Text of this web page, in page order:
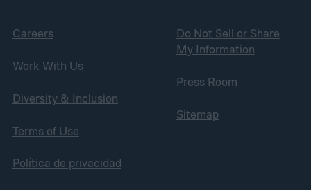
Careers
Work With Us
Diversity & Inclusion
Terms of Use
Política de privacidad
Do Not Sell or Share
My Information
Press Room
Sitemap